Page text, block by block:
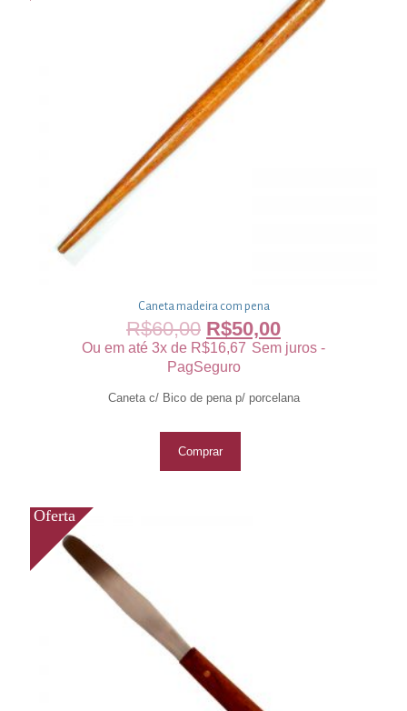
Caneta madeira com pena
R$60,00 R$50,00
Ou em até 3x de R$16,67 Sem juros -
PagSeguro
Caneta c/ Bico de pena p/ porcelana
Comprar